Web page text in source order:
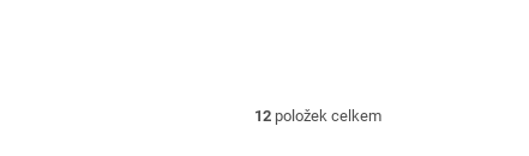
12 položek celkem